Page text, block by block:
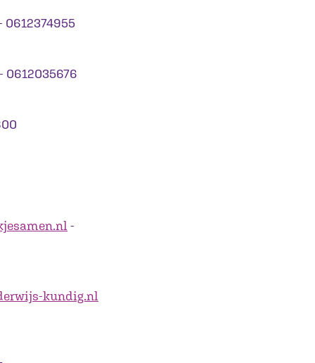
0612374955
- 0612035676
-
kundig.nl